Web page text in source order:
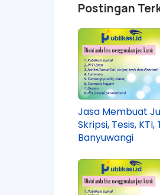
Postingan
Jasa Membuat
Skripsi, Tesis,
Banyuwangi